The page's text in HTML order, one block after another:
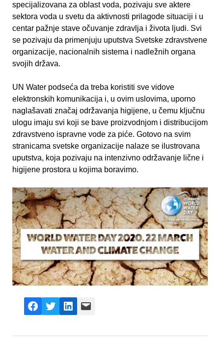
specijalizovana za oblast voda, pozivaju sve aktere
sektora voda u svetu da aktivnosti prilagode situaciji i u
centar pažnje stave očuvanje zdravlјa i života lјudi. Svi
se pozivaju da primenjuju uputstva Svetske zdravstvene
organizacije, nacionalnih sistema i nadležnih organa
svojih država.
UN Water podseća da treba koristiti sve vidove
elektronskih komunikacija i, u ovim uslovima, uporno
naglašavati značaj održavanja higijene, u čemu klјučnu
ulogu imaju svi koji se bave proizvodnjom i distribucijom
zdravstveno ispravne vode za piće. Gotovo na svim
stranicama svetske organizacije nalaze se ilustrovana
uputstva, koja pozivaju na intenzivno održavanje lične i
higijene prostora u kojima boravimo.
Facebook
X LinkedIn
Mail